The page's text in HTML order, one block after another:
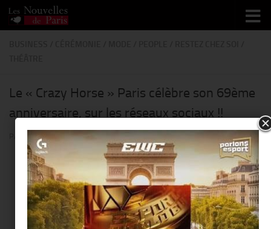
Skip to content
Le « Crazy Horse » Paris célèbre son 69ème
anniversaire, sur les réseaux sociaux !!
THIERRY KER · PUBLIÉ19 MAI 2020· MIS À JOUR19 MAI 2020